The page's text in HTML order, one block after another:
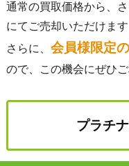
通常の買取価格から、
にてご売却いただけます
さらに、 会員様限定
ので、この機会にぜひご
プラチ